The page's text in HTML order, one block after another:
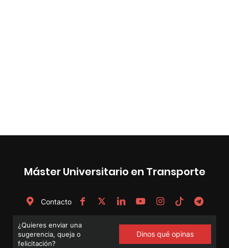
Máster Universitario en Transporte
Contacto
¿Quieres enviar una
sugerencia, queja o
felicitación?
Dinos qué opinas